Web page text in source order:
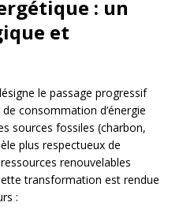
: un
et
le passage progressif
consommation d’énergie
sources fossiles (charbon,
plus respectueux de
renouvelables
transformation est rendue
: